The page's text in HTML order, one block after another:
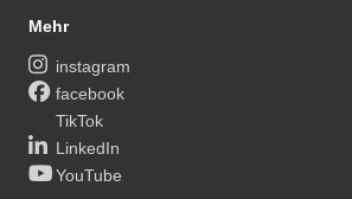
Mehr
instagram
facebook
TikTok
LinkedIn
YouTube